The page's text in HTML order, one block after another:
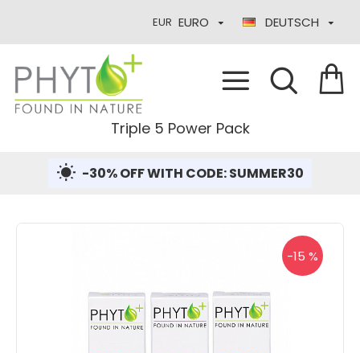
EUR EURO DEUTSCH
Triple 5 Power Pack
-30% OFF WITH CODE: SUMMER30
-15 %